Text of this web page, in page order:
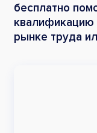
бесплатно
квалификацию
рынке труда